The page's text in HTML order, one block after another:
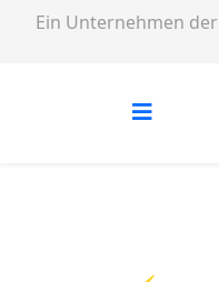
Ein Unternehmen der